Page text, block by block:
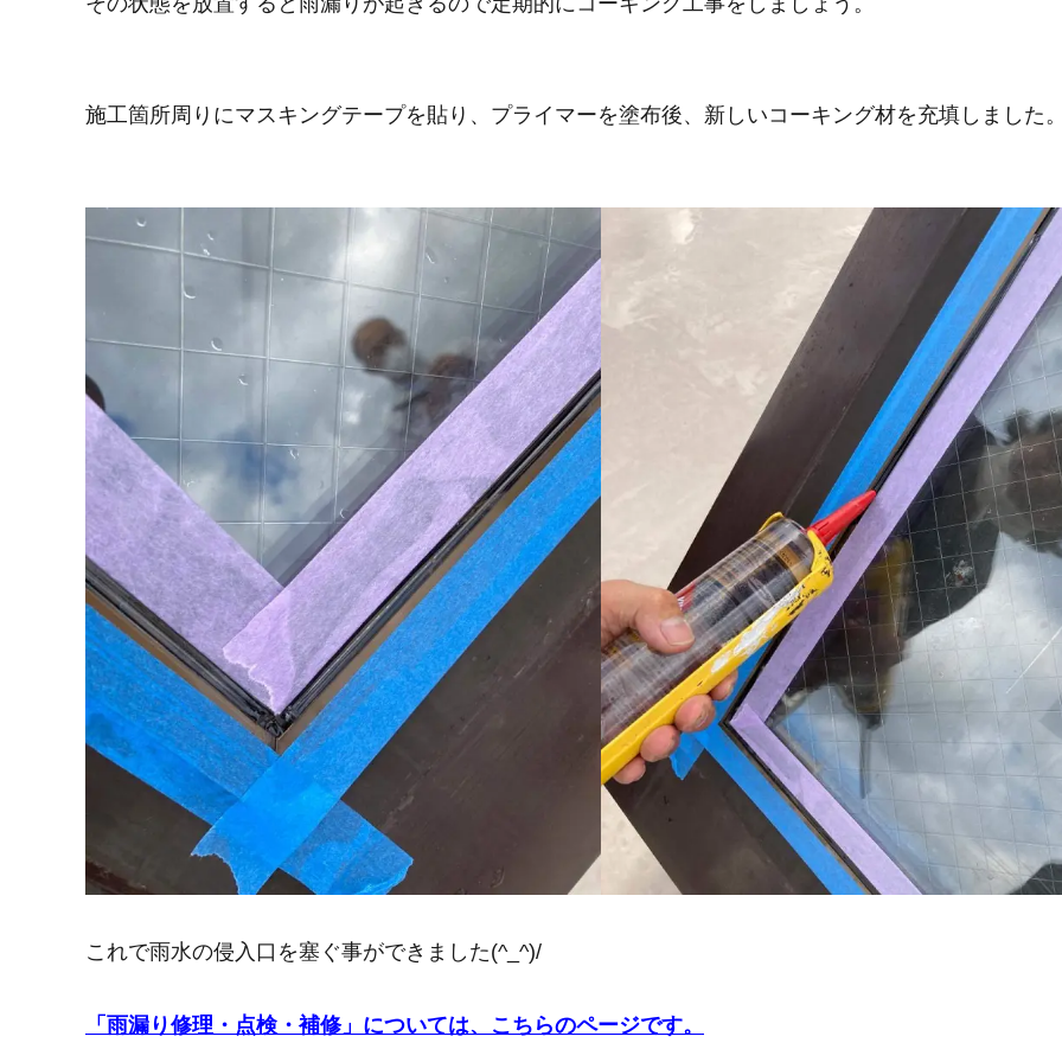
施工箇所周りにマスキングテープを貼り、プライマーを塗布後、新しいコーキング材を充填しました
これで雨水の侵入口を塞ぐ事ができました(^_^)/
「雨漏り修理・点検・補修」については、こちらのページです。